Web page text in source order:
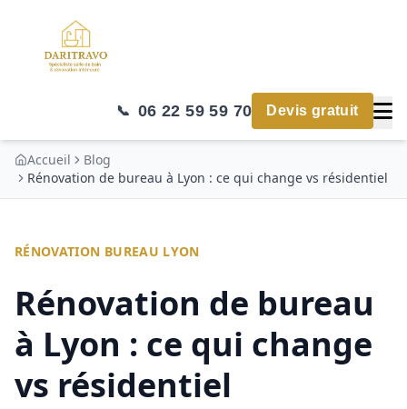
📞 06 22 59 59 70 Devis gratuit
Accueil
Blog
Rénovation de bureau à Lyon : ce qui change vs résidentiel
RÉNOVATION BUREAU LYON
Rénovation de bureau
à Lyon : ce qui change
vs résidentiel